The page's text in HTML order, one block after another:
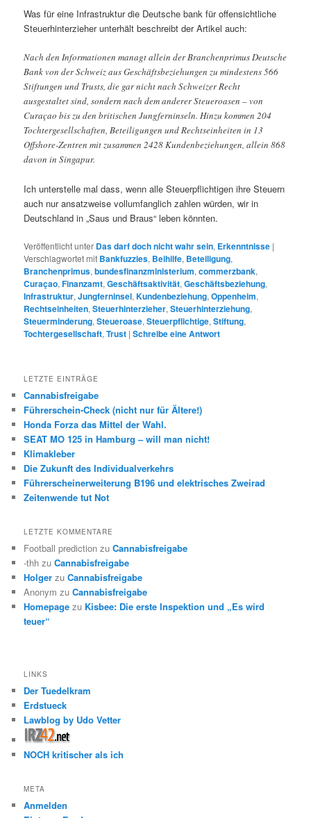
Was für eine Infrastruktur die Deutsche bank für offensichtliche
Steuerhinterzieher unterhält beschreibt der Artikel auch:
Nach den Informationen managt allein der Branchenprimus Deutsche
Bank von der Schweiz aus Geschäftsbeziehungen zu mindestens 566
Stiftungen und Trusts, die gar nicht nach Schweizer Recht
ausgestaltet sind, sondern nach dem anderer Steueroasen – von
Curaçao bis zu den britischen Jungferninseln. Hinzu kommen 204
Tochtergesellschaften, Beteiligungen und Rechtseinheiten in 13
Offshore-Zentren mit zusammen 2428 Kundenbeziehungen, allein 868
davon in Singapur.
Ich unterstelle mal dass, wenn alle Steuerpflichtigen ihre Steuern
auch nur ansatzweise vollumfanglich zahlen würden, wir in
Deutschland in „Saus und Braus“ leben könnten.
Veröffentlicht unter Das darf doch nicht wahr sein, Erkenntnisse |
Verschlagwortet mit Bankfuzzies, Beihilfe, Beteiligung,
Branchenprimus,bundesfinanzministerium,commerzbank,
Curaçao,Finanzamt,Geschäftsaktivität,Geschäftsbeziehung,
Infrastruktur,Jungferninsel,Kundenbeziehung,Oppenheim,
Rechtseinheiten,Steuerhinterzieher,Steuerhinterziehung,
Steuerminderung,Steueroase,Steuerpflichtige,Stiftung,
Tochtergesellschaft,Trust |Schreibe eine Antwort
LETZTE EINTRÄGE
Cannabisfreigabe
Führerschein-Check (nicht nur für Ältere!)
Honda Forza das Mittel der Wahl.
SEAT MO 125 in Hamburg – will man nicht!
Klimakleber
Die Zukunft des Individualverkehrs
Führerscheinerweiterung B196 und elektrisches Zweirad
Zeitenwende tut Not
LETZTE KOMMENTARE
Football prediction zuCannabisfreigabe
-thh zuCannabisfreigabe
Holger zuCannabisfreigabe
Anonym zuCannabisfreigabe
Homepage zu Kisbee: Die erste Inspektion und „Es wird
teuer“
LINKS
Der Tuedelkram
Erdstueck
Lawblog by Udo Vetter
NOCH kritischer als ich
META
Anmelden